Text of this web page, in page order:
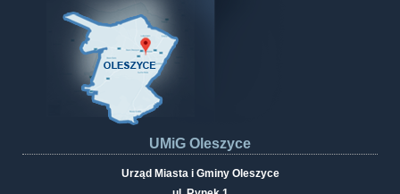
UMiG Oleszyce
Urząd Miasta i Gminy Oleszyce